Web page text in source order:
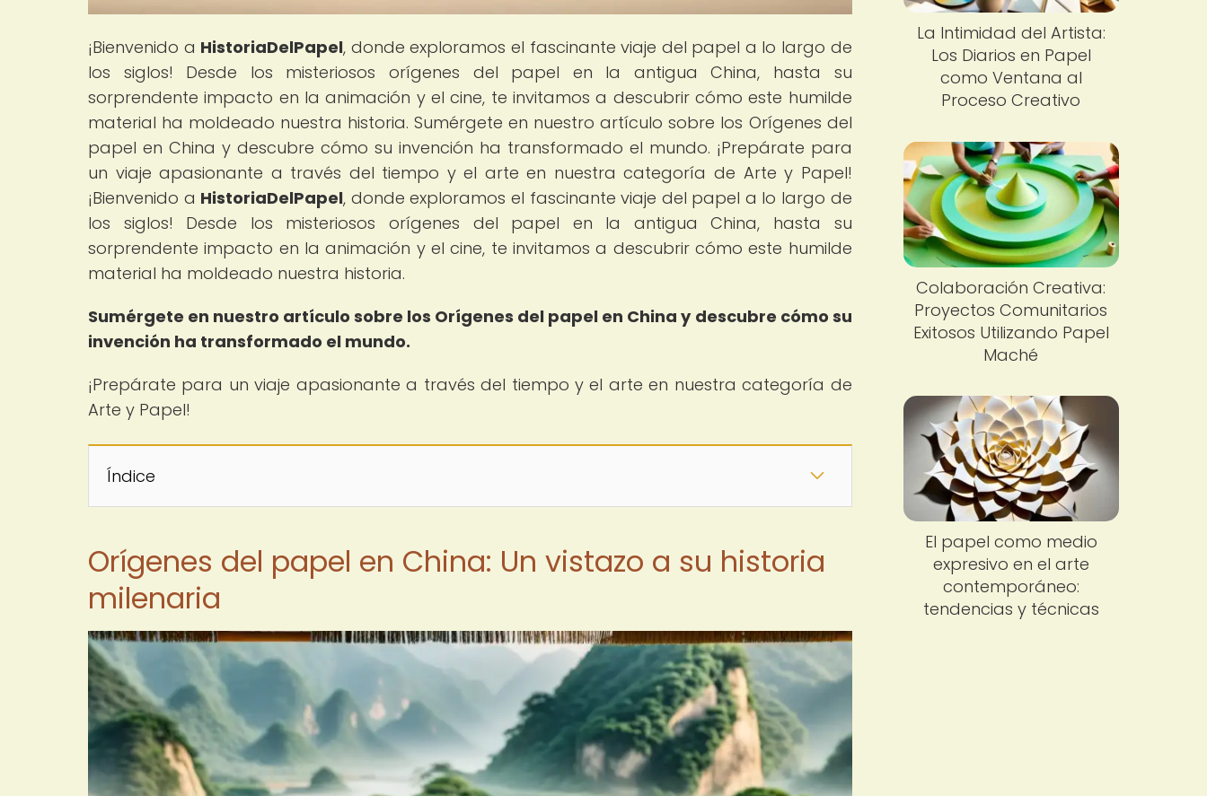
¡Bienvenido a HistoriaDelPapel, donde exploramos el fascinante viaje del papel a lo largo de
los siglos! Desde los misteriosos orígenes del papel en la antigua China, hasta su
sorprendente impacto en la animación y el cine, te invitamos a descubrir cómo este humilde
material ha moldeado nuestra historia. Sumérgete en nuestro artículo sobre los Orígenes del
papel en China y descubre cómo su invención ha transformado el mundo. ¡Prepárate para
un viaje apasionante a través del tiempo y el arte en nuestra categoría de Arte y Papel!
¡Bienvenido a HistoriaDelPapel, donde exploramos el fascinante viaje del papel a lo largo de
los siglos! Desde los misteriosos orígenes del papel en la antigua China, hasta su
sorprendente impacto en la animación y el cine, te invitamos a descubrir cómo este humilde
material ha moldeado nuestra historia.
Sumérgete en nuestro artículo sobre los Orígenes del papel en China y descubre cómo su
invención ha transformado el mundo.
¡Prepárate para un viaje apasionante a través del tiempo y el arte en nuestra categoría de
Arte y Papel!
Índice
Orígenes del papel en China: Un vistazo a su historia
milenaria
La Intimidad del Artista:
Los Diarios en Papel
como Ventana al
Proceso Creativo
Colaboración Creativa:
Proyectos Comunitarios
Exitosos Utilizando Papel
Maché
El papel como medio
expresivo en el arte
contemporáneo:
tendencias y técnicas